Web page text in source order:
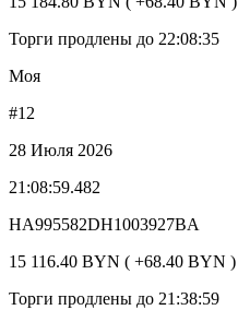
Торги продлены до 22:08:35
Моя
#12
28 Июля 2026
21:08:59.482
HA995582DH1003927BA
15 116.40 BYN ( +68.40 BYN )
Торги продлены до 21:38:59